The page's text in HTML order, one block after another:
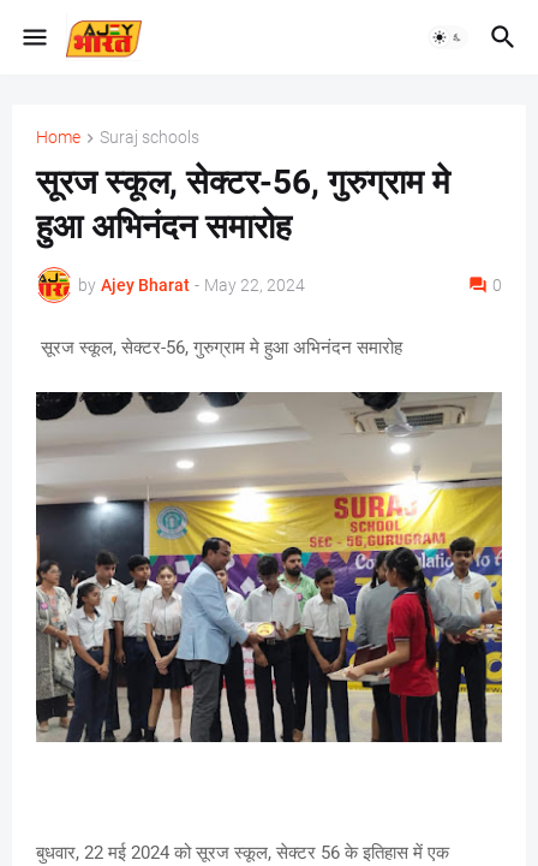
Home Suraj schools
सूरज स्कूल, सेक्टर-56, गुरुग्राम मे
हुआ अभिनंदन समारोह
by Ajey Bharat - May 22, 2024 0
सूरज स्कूल, सेक्टर-56, गुरुग्राम मे हुआ अभिनंदन समारोह
बुधवार, 22 मई 2024 को सूरज स्कूल, सेक्टर 56 के इतिहास में एक